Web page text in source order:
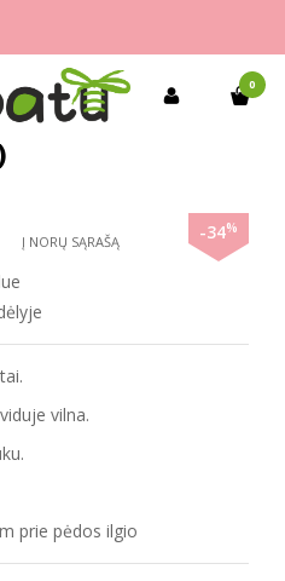
0
(mažinti)
BATAI SU
-34%
Į NORŲ SĄRAŠĄ
vilna.
prie pėdos ilgio